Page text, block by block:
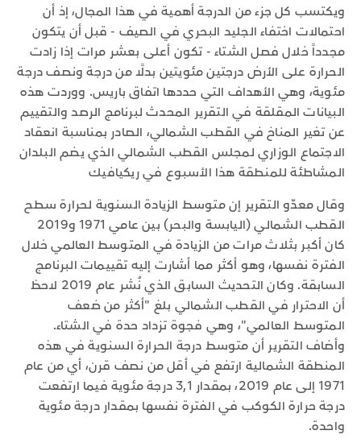
ويكتسب كل جزء من الدرجة أهمية في هذا المجال، إذ أن
احتمالات اختفاء الجليد البحري في الصيف - قبل أن يتكون
مجدداً خلال فصل الشتاء - تكون أعلى بعشر مرات إذا زادت
الحرارة على الأرض درجتين مئويتين بدلًا من درجة ونصف درجة
مئوية، وهي الأهداف التي حددها اتفاق باريس. ووردت هذه
البيانات المقلقة في التقرير المحدث لبرنامج الرصد والتقييم
عن تغير المناخ في القطب الشمالي، الصادر بمناسبة انعقاد
الاجتماع الوزاري لمجلس القطب الشمالي الذي يضم البلدان
المشاطئة للمنطقة هذا الأسبوع في ريكيافيك
وقال معدّو التقرير إن متوسط الزيادة السنوية لحرارة سطح
القطب الشمالي (اليابسة والبحر) بين عامي 1971 و2019
كان أكبر بثلاث مرات من الزيادة في المتوسط العالمي خلال
الفترة نفسها، وهو أكثر مما أشارت إليه تقييمات البرنامج
السابقة. وكان التحديث السابق الذي نُشر عام 2019 لاحظ
أن الاحترار في القطب الشمالي بلغ "أكثر من ضعف
المتوسط العالمي"، وهي فجوة تزداد حدة في الشتاء.
وأضاف التقرير أن متوسط درجة الحرارة السنوية في هذه
المنطقة الشمالية ارتفع في أقل من نصف قرن، أي من عام
1971 إلى عام 2019، بمقدار 3,1 درجة مئوية فيما ارتفعت
درجة حرارة الكوكب في الفترة نفسها بمقدار درجة مئوية
واحدة.